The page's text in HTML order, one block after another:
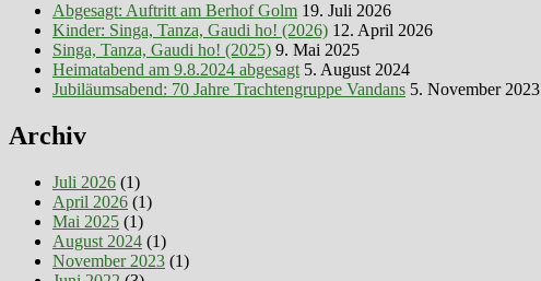
Abgesagt: Auftritt am Berhof Golm 19. Juli 2026
Kinder: Singa, Tanza, Gaudi ho! (2026) 12. April 2026
Singa, Tanza, Gaudi ho! (2025) 9. Mai 2025
Heimatabend am 9.8.2024 abgesagt 5. August 2024
Jubiläumsabend: 70 Jahre Trachtengruppe Vandans 5. November 2023
Archiv
Juli 2026 (1)
April 2026 (1)
Mai 2025 (1)
August 2024 (1)
November 2023 (1)